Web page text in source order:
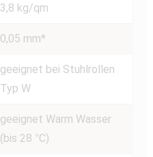
3,8 kg/qm
0,05 mm*
geeignet bei Stuhlrollen
Typ W
geeignet Warm Wasser
(bis 28 °C)